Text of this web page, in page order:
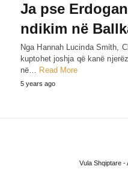
Ja pse
ndikim në
Nga Hannah Lucinda Smίth,
kuptohet joshja që kanë
në… Read More
5 years ago
Vula Shqiptare -